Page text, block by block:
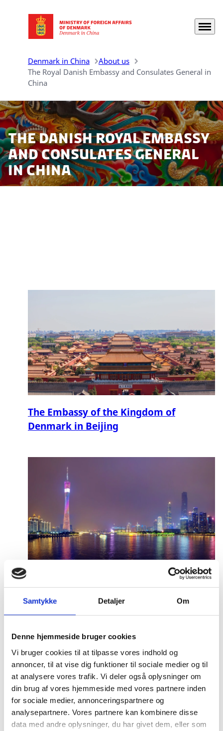
Samtykke Detaljer Om
Denne hjemmeside bruger cookies
Vi bruger cookies til at tilpasse vores indhold og
annoncer, til at vise dig funktioner til sociale medier og til
at analysere vores trafik. Vi deler også oplysninger om
din brug af vores hjemmeside med vores partnere inden
for sociale medier, annonceringspartnere og
analysepartnere. Vores partnere kan kombinere disse
data med andre oplysninger, du har givet dem, eller som
Go to frontpage Menu
Denmark in China
About us
The Royal Danish Embassy and Consulates General in
China
The Danish Royal embassy
and consulates general
in China
The Embassy of the Kingdom of
Denmark in Beijing
The Royal Danish Consulate General in